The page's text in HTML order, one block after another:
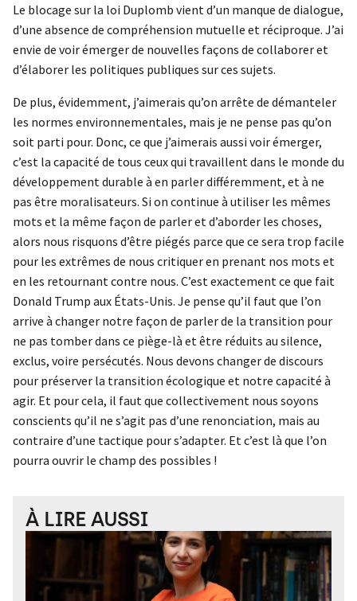
Le blocage sur la loi Duplomb vient d’un manque de dialogue,
d’une absence de compréhension mutuelle et réciproque. J’ai
envie de voir émerger de nouvelles façons de collaborer et
d’élaborer les politiques publiques sur ces sujets.
De plus, évidemment, j’aimerais qu’on arrête de démanteler
les normes environnementales, mais je ne pense pas qu’on
soit parti pour. Donc, ce que j’aimerais aussi voir émerger,
c’est la capacité de tous ceux qui travaillent dans le monde du
développement durable à en parler différemment, et à ne
pas être moralisateurs. Si on continue à utiliser les mêmes
mots et la même façon de parler et d’aborder les choses,
alors nous risquons d’être piégés parce que ce sera trop facile
pour les extrêmes de nous critiquer en prenant nos mots et
en les retournant contre nous. C’est exactement ce que fait
Donald Trump aux États-Unis. Je pense qu’il faut que l’on
arrive à changer notre façon de parler de la transition pour
ne pas tomber dans ce piège-là et être réduits au silence,
exclus, voire persécutés. Nous devons changer de discours
pour préserver la transition écologique et notre capacité à
agir. Et pour cela, il faut que collectivement nous soyons
conscients qu’il ne s’agit pas d’une renonciation, mais au
contraire d’une tactique pour s’adapter. Et c’est là que l’on
pourra ouvrir le champ des possibles !
À LIRE AUSSI